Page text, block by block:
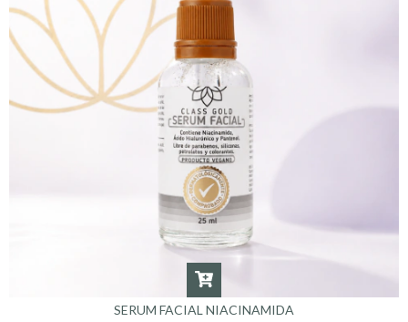
SERUM FACIAL NIACINAMIDA